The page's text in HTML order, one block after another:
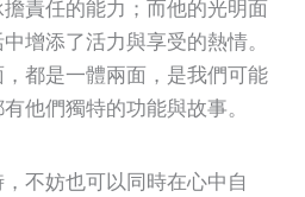
責任的能力；而他的光明面
增添了活力與享受的熱情。
都是一體兩面，是我們可能
他們獨特的功能與故事。
不妨也可以同時在心中自